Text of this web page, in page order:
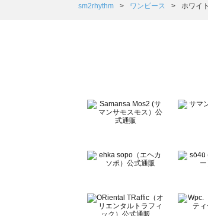
Samansa Mos2 Lagom（サマンサモス
BETTY'S BLUE（べティーズブルー）の
Wpc.（ワールドパーティー）のワンピー
sm2rhythm ワンピース ホワイ